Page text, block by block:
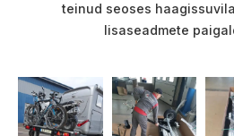
teinud seoses
lisaseadmete